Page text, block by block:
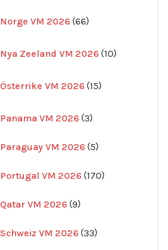
Norge VM 2026 66
produkter
Nya Zeeland VM 2026 10
produkter
Österrike VM 2026 15
produkter
Panama VM 2026 3
produkter
Paraguay VM 2026 55
Portugal VM 2026 170
produkter
Qatar VM 2026 99
Schweiz VM 2026 33
produkter